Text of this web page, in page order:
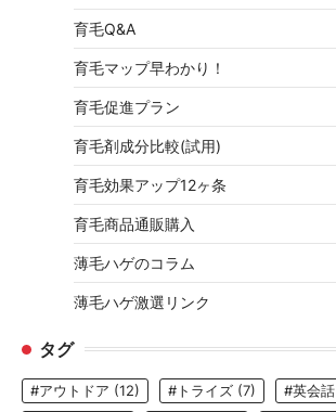
育毛Q&A
育毛マップ早わかり！
育毛促進プラン
育毛剤成分比較(試用)
育毛効果アップ12ヶ条
育毛商品通販購入
薄毛ハゲのコラム
薄毛ハゲ激選リンク
タグ
#アウトドア (12) #トライズ (7) #英会話